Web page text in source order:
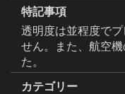
特記事項
透明度は並程度で
せん。また、航空
た。
カテゴリー